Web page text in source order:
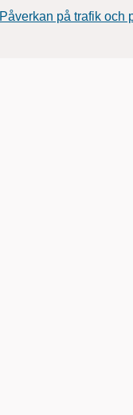
Påverkan på trafik och